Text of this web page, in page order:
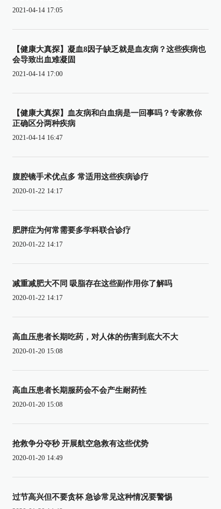
2021-04-14 17:05
【健康大真探】凝血8因子缺乏就是血友病？这些疾病也
会导致出血难凝固
2021-04-14 17:00
【健康大真探】血友病和白血病是一回事吗？专家教你
正确区分两种疾病
2021-04-14 16:47
腹腔镜手术优点多 常适用这些疾病诊疗
2020-01-22 14:17
肥胖症为何常需要多学科联合诊疗
2020-01-22 14:17
减重减肥大不同 吸脂存在这些副作用你了解吗
2020-01-22 14:17
高血压患者长期吃药，对人体的伤害到底大不大
2020-01-20 15:08
高血压患者长期服药会不会产生耐药性
2020-01-20 15:08
抢救争分夺秒 开展航空急救有这些优势
2020-01-20 14:49
过节高兴但不要贪杯 急诊常见这种情况要警惕